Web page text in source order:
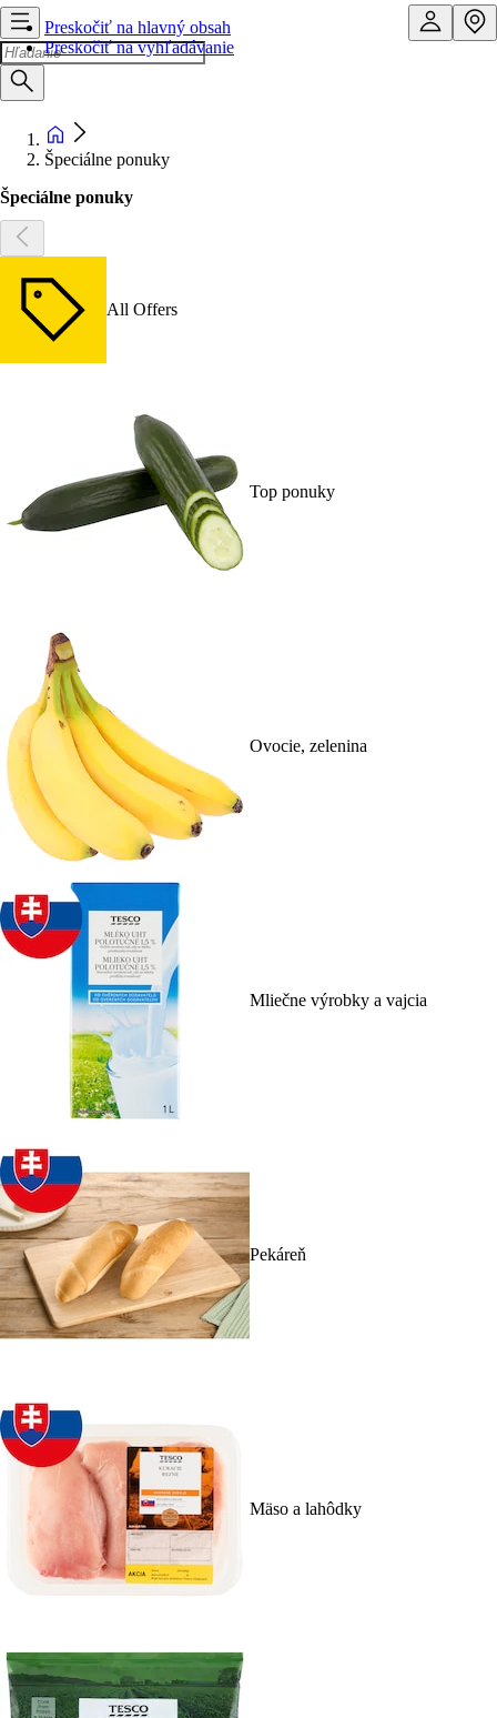
Preskočiť na hlavný obsah
Preskočiť na vyhľadávanie
Špeciálne ponuky
Špeciálne ponuky
All Offers
Top ponuky
Ovocie, zelenina
Mliečne výrobky a vajcia
Pekáreň
Mäso a lahôdky